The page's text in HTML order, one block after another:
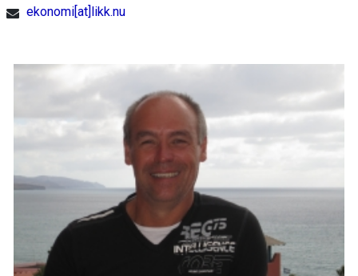
ekonomi[at]likk.nu